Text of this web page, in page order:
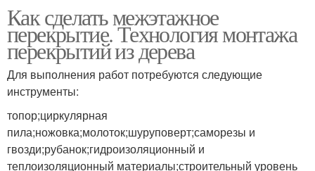
Как сделать межэтажное
перекрытие. Технология монтажа
перекрытий из дерева
Для выполнения работ потребуются следующие
инструменты:
топор;циркулярная
пила;ножовка;молоток;шуруповерт;саморезы и
гвозди;рубанок;гидроизоляционный и
теплоизоляционный материалы;строительный уровень